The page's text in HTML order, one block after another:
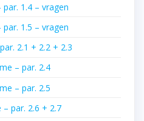
1.4 – vragen
1.5 – vragen
2.1 + 2.2 + 2.3
– par. 2.4
– par. 2.5
– par. 2.6 + 2.7